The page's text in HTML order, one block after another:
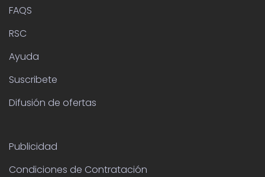
FAQS
RSC
Ayuda
Suscribete
Difusión de ofertas
Publicidad
Condiciones de Contratación